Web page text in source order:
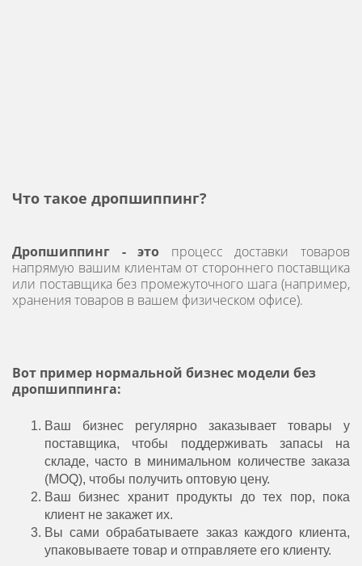
Что такое дропшиппинг?
Дропшиппинг - это процесс доставки товаров
напрямую вашим клиентам от стороннего поставщика
или поставщика без промежуточного шага (например,
хранения товаров в вашем физическом офисе).
Вот пример нормальной бизнес модели без
дропшиппинга:
Ваш бизнес регулярно заказывает товары у
поставщика, чтобы поддерживать запасы на
складе, часто в минимальном количестве заказа
(MOQ), чтобы получить оптовую цену.
Ваш бизнес хранит продукты до тех пор, пока
клиент не закажет их.
Вы сами обрабатываете заказ каждого клиента,
упаковываете товар и отправляете его клиенту.